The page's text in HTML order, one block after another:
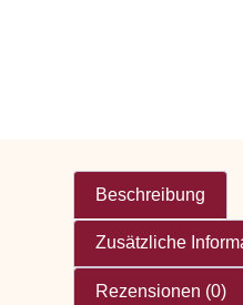
Beschreibung
Zusätzliche
Rezensionen (0)